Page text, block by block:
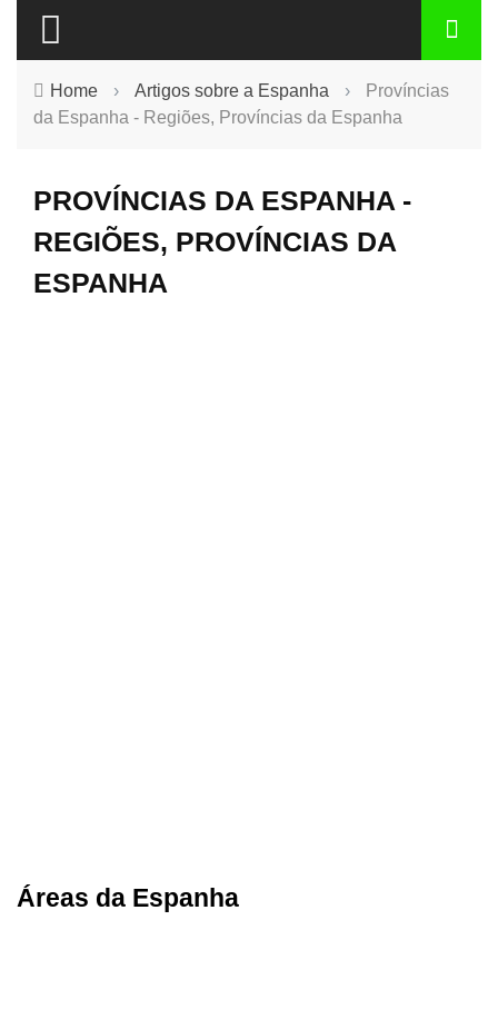
Home › Artigos sobre a Espanha ›
Províncias
da Espanha - Regiões, Províncias da Espanha
PROVÍNCIAS DA ESPANHA -
REGIÕES, PROVÍNCIAS DA
ESPANHA
Áreas da Espanha